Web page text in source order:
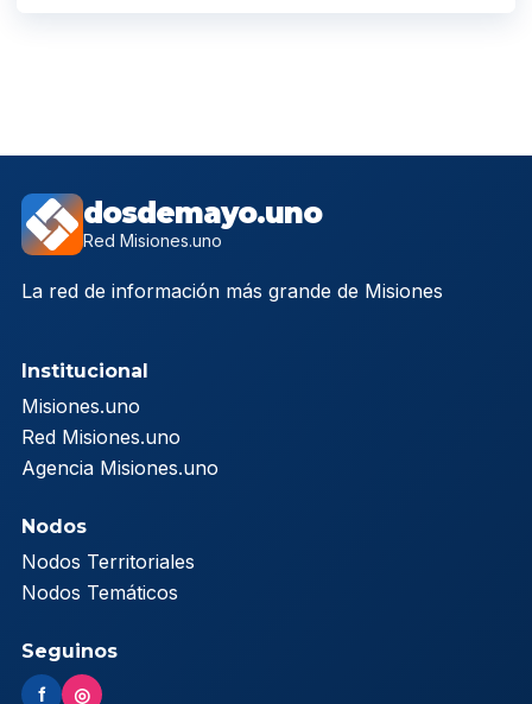
dosdemayo.uno
Red Misiones.uno
La red de información más grande de Misiones
Institucional
Misiones.uno
Red Misiones.uno
Agencia Misiones.uno
Nodos
Nodos Territoriales
Nodos Temáticos
Seguinos
f ◎